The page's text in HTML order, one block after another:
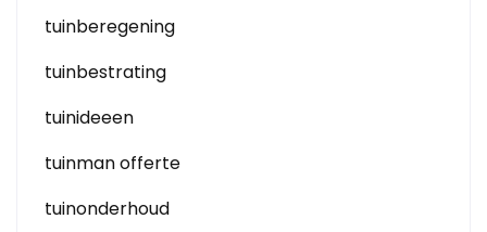
tuinberegening
tuinbestrating
tuinideeen
tuinman offerte
tuinonderhoud